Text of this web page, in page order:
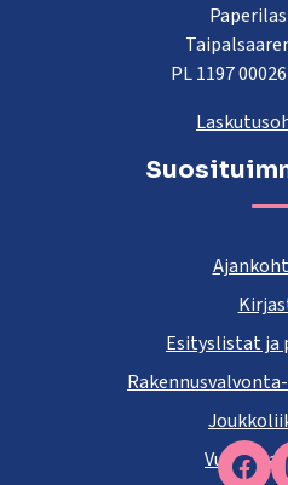
PL 1197
Esityslistat ja
Vuokra-